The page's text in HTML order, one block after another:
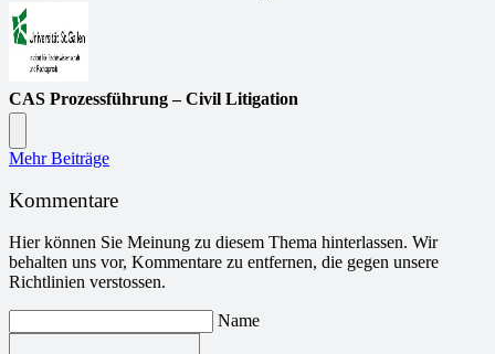
CAS Prozessführung – Civil Litigation
Mehr Beiträge
Kommentare
Hier können Sie Meinung zu diesem Thema hinterlassen. Wir
behalten uns vor, Kommentare zu entfernen, die gegen unsere
Richtlinien verstossen.
Name